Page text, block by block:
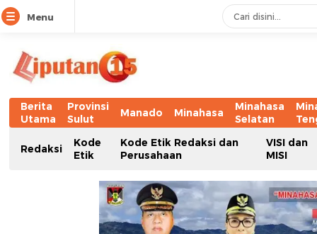
Menu
Berita
Utama
Provinsi
Sulut
Manado Minahasa
Minahasa
Selatan
Redaksi
Kode
Etik
Kode Etik Redaksi dan
Perusahaan
VISI dan
MISI